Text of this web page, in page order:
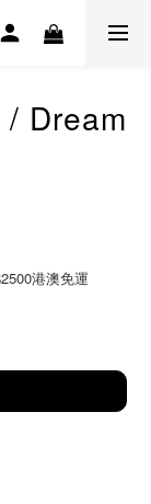
/ Dream
港澳免運